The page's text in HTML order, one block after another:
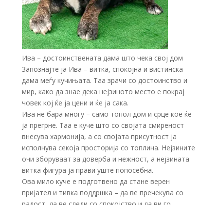
Ива – достоинствената дама што чека свој дом
Запознајте ја Ива – витка, спокојна и вистинска
дама меѓу кучињата. Таа зрачи со достоинство и
мир, како да знае дека нејзиното место е покрај
човек кој ќе ја цени и ќе ја сака.
Ива не бара многу – само топол дом и срце кое ќе
ја прегрне. Таа е куче што со својата смиреност
внесува хармонија, а со својата присутност ја
исполнува секоја просторија со топлина. Нејзините
очи зборуваат за доверба и нежност, а нејзината
витка фигура ја прави уште попосебна.
Ова мило куче е подготвено да стане верен
пријател и тивка поддршка – да ве пречекува со